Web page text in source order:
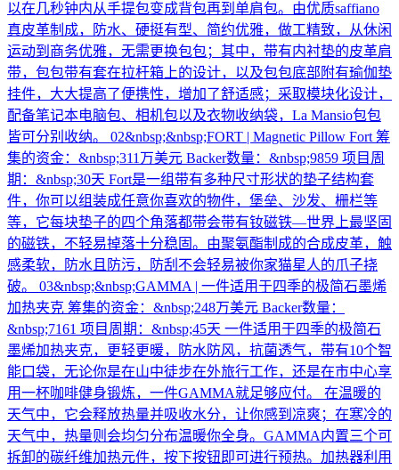
以在几秒钟内从手提包变成背包再到单肩包。由优质saffiano
真皮革制成，防水、硬挺有型、简约优雅，做工精致，从休闲
运动到商务优雅，无需更换包包；其中，带有内衬垫的皮革肩
带，包包带有套在拉杆箱上的设计，以及包包底部附有瑜伽垫
挂件，大大提高了便携性，增加了舒适感；采取模块化设计，
配备笔记本电脑包、相机包以及衣物收纳袋，La Mansio包包
皆可分别收纳。 02&nbsp;&nbsp;FORT | Magnetic Pillow Fort 筹
集的资金：&nbsp;311万美元 Backer数量：&nbsp;9859 项目周
期：&nbsp;30天 Fort是一组带有多种尺寸形状的垫子结构套
件，你可以组装成任意你喜欢的物件，堡垒、沙发、栅栏等
等，它每块垫子的四个角落都带会带有钕磁铁—世界上最坚固
的磁铁，不轻易掉落十分稳固。由聚氨酯制成的合成皮革，触
感柔软，防水且防污，防刮不会轻易被你家猫星人的爪子挠
破。 03&nbsp;&nbsp;GAMMA | 一件适用于四季的极简石墨烯
加热夹克 筹集的资金：&nbsp;248万美元 Backer数量：
&nbsp;7161 项目周期：&nbsp;45天 一件适用于四季的极简石
墨烯加热夹克，更轻更暖，防水防风，抗菌透气，带有10个智
能口袋，无论你是在山中徒步在外旅行工作，还是在市中心享
用一杯咖啡健身锻炼，一件GAMMA就足够应付。 在温暖的
天气中，它会释放热量并吸收水分，让你感到凉爽；在寒冷的
天气中，热量则会均匀分布温暖你全身。GAMMA内置三个可
拆卸的碳纤维加热元件，按下按钮即可进行预热。加热器利用